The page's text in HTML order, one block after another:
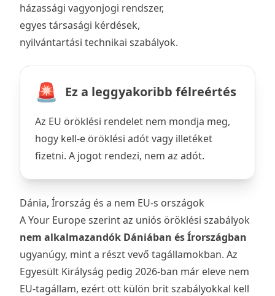
házassági vagyonjogi rendszer,
egyes társasági kérdések,
nyilvántartási technikai szabályok.
🚨 Ez a leggyakoribb félreértés
Az EU öröklési rendelet nem mondja meg,
hogy kell-e öröklési adót vagy illetéket
fizetni. A jogot rendezi, nem az adót.
Dánia, Írország és a nem EU-s országok
A Your Europe szerint az uniós öröklési szabályok
nem alkalmazandók Dániában és Írországban
ugyanúgy, mint a részt vevő tagállamokban. Az
Egyesült Királyság pedig 2026-ban már eleve nem
EU-tagállam, ezért ott külön brit szabályokkal kell